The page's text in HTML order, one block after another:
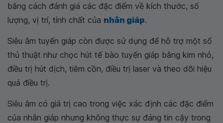
bằng cách đánh giá các đặc điểm về kích thước, số
lượng, vị trí, tính chất của nhân giáp.
Siêu âm tuyến giáp còn được sử dụng để hỗ trợ một số
thủ thuật như chọc hút tế bào tuyến giáp bằng kim nhỏ,
điều trị hút dịch, tiêm cồn, điều trị laser và theo dõi hiệu
quả điều trị.
Siêu âm có giá trị cao trong việc xác định các đặc điểm
của nhân giáp nhưng không thực sự đáng tin cậy trong